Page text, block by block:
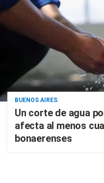
BUENOS AIRES
Un corte de agua
afecta al menos
bonaerenses